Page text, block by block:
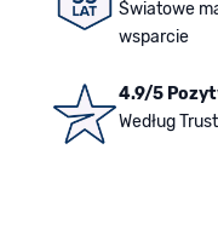
Światowe
wsparcie
4.9/5
Według